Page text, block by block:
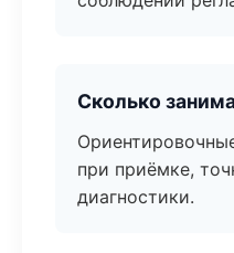
Сколько
при приёмке,
диагностики.